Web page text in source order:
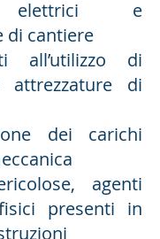
elettrici e
di cantiere
all’utilizzo di
attrezzature di
dei carichi
agenti
presenti in